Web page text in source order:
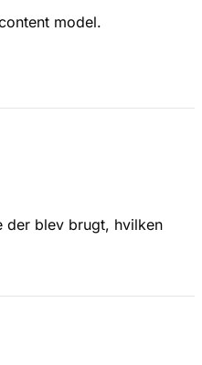
model.
der blev brugt, hvilken